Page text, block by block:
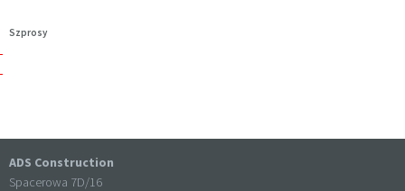
Szprosy
ADS Construction
Spacerowa 7D/16